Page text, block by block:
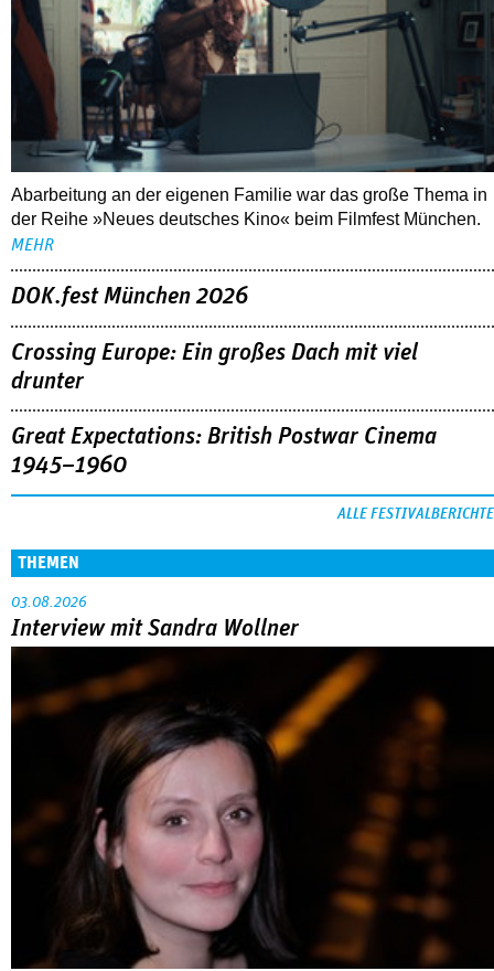
Abarbeitung an der eigenen Familie war das große Thema in
der Reihe »Neues deutsches Kino« beim Filmfest München.
MEHR
DOK.fest München 2026
Crossing Europe: Ein großes Dach mit viel
drunter
Great Expectations: British Postwar Cinema
1945–1960
ALLE FESTIVALBERICHTE
THEMEN
03.08.2026
Interview mit Sandra Wollner